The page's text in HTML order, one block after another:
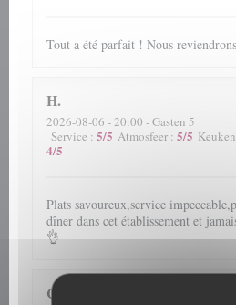
Tout a été parfait ! Nous
H
2026-08-06 - 20:00 - Gasten 5
Service : 5/5 Atmosfeer : 5/5 Keuken
4/5
Plats savoureux,service
dîner dans cet établissement et
👌
Cathy